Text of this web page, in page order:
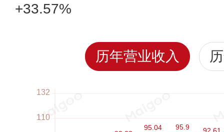
+33.57%
历年营业收入